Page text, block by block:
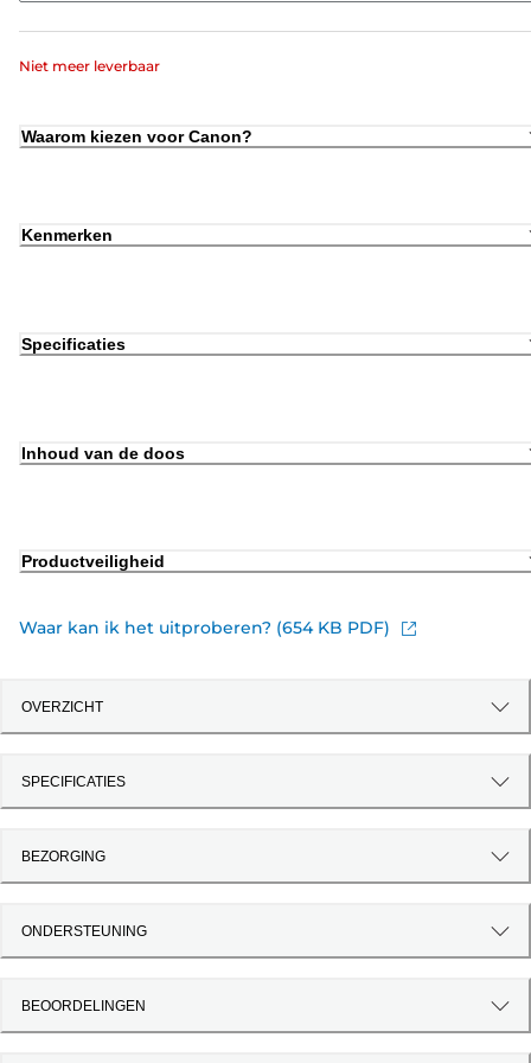
Niet meer leverbaar
Waarom kiezen voor Canon?
Kenmerken
Specificaties
Inhoud van de doos
Productveiligheid
Waar kan ik het uitproberen? (654 KB PDF)
OVERZICHT
SPECIFICATIES
BEZORGING
ONDERSTEUNING
BEOORDELINGEN